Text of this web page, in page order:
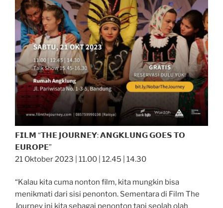
𝗙𝗜𝗟𝗠 “𝗧𝗛𝗘 𝗝𝗢𝗨𝗥𝗡𝗘𝗬: 𝗔𝗡𝗚𝗞𝗟𝗨𝗡𝗚 𝗚𝗢𝗘𝗦 𝗧𝗢
𝗘𝗨𝗥𝗢𝗣𝗘”
21 Oktober 2023 | 11.00 | 12.45 | 14.30
“Kalau kita cuma nonton film, kita mungkin bisa
menikmati dari sisi penonton. Sementara di Film The
Journey ini kita sebagai penonton tapi seolah olah